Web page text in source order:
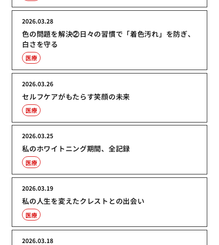
色の問題を解決②日々の習慣で「着色汚れ」を防ぎ、
白さを守る
2026.03.28
医療
セルフケアがもたらす笑顔の未来
2026.03.26
医療
私のホワイトニング期間、全記録
2026.03.25
医療
私の人生を変えたクレストとの出会い
2026.03.19
医療
2026.03.18